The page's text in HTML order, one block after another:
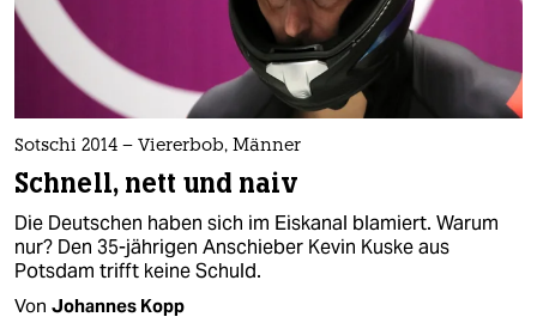
Sotschi 2014 – Viererbob, Männer
Schnell, nett und naiv
Die Deutschen haben sich im Eiskanal blamiert. Warum
nur? Den 35-jährigen Anschieber Kevin Kuske aus
Potsdam trifft keine Schuld.
Von Johannes Kopp